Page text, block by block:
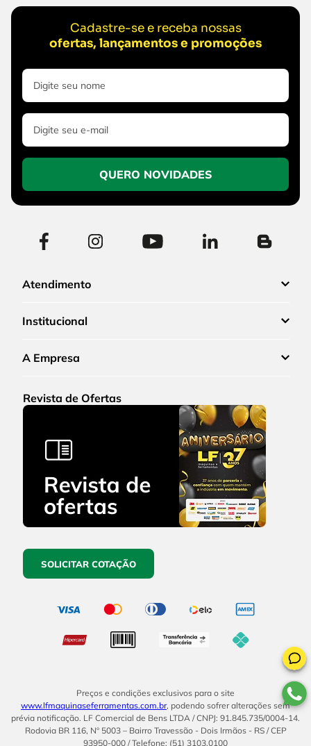
Cadastre-se e receba nossas
ofertas, lançamentos e promoções
QUERO NOVIDADES
Atendimento
Institucional
A Empresa
Revista de Ofertas
SOLICITAR COTAÇÃO
Preços e condições exclusivos para o site
www.lfmaquinaseferramentas.com.br, podendo sofrer alterações sem
prévia notificação. LF Comercial de Bens LTDA / CNPJ: 91.845.735/0004-14.
Rodovia BR 116, Nº 5003 – Bairro Travessão - Dois Irmãos - RS / CEP
93950-000 / Telefone: (51) 3103.0100